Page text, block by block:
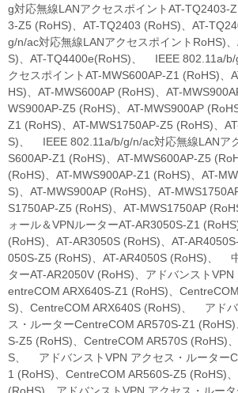
g対応無線LANアクセスポイントAT-TQ2403-
3-Z5 (RoHS)、AT-TQ2403 (RoHS)、AT-
g/n/ac対応無線LANアクセスポイントRoHS)
S)、AT-TQ4400e(RoHS)、 IEEE 802.11a/b/
クセスポイントAT-MWS600AP-Z1 (RoHS)、
HS)、AT-MWS600AP (RoHS)、AT-
WS900AP-Z5 (RoHS)、AT-MWS900AP
Z1 (RoHS)、AT-MWS1750AP-Z5 (RoHS)、
S)、 IEEE 802.11a/b/g/n/ac対応無線LANア
S600AP-Z1 (RoHS)、AT-MWS600AP-Z5
(RoHS)、AT-MWS900AP-Z1 (RoHS)、AT-
S)、AT-MWS900AP (RoHS)、AT-
S1750AP-Z5 (RoHS)、AT-MWS1750AP
ォール＆VPNルーターAT-AR3050S-Z1
(RoHS)、AT-AR3050S (RoHS)、AT-
050S-Z5 (RoHS)、AT-AR4050S (RoHS)、
ターAT-AR2050V (RoHS)、アドバンスト
entreCOM ARX640S-Z1 (RoHS)、
S)、CentreCOM ARX640S (RoHS)、 アド
ス・ルーターCentreCOM AR570S-Z1
S-Z5 (RoHS)、CentreCOM AR570S (RoHS)
S、 アドバンストVPN アクセス・ルーター
1 (RoHS)、CentreCOM AR560S-Z5 (RoHS)